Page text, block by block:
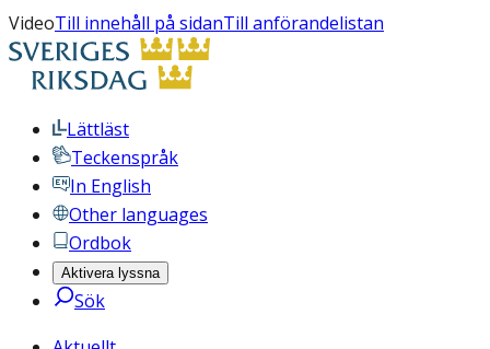
VideoTill innehåll på sidanTill anförandelistan
Lättläst
Teckenspråk
In English
Other languages
Ordbok
Aktivera lyssna
Sök